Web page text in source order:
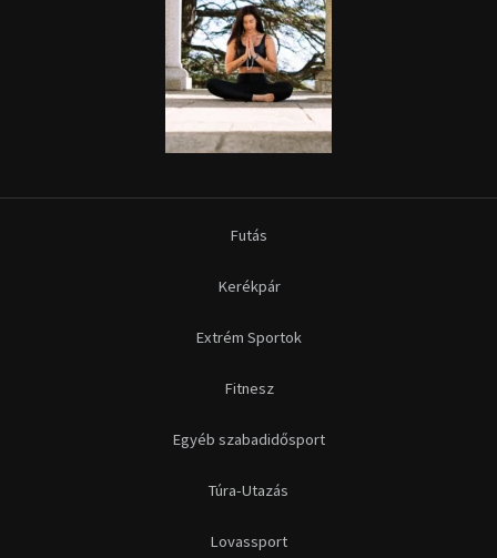
Futás
Kerékpár
Extrém Sportok
Fitnesz
Egyéb szabadidősport
Túra-Utazás
Lovassport